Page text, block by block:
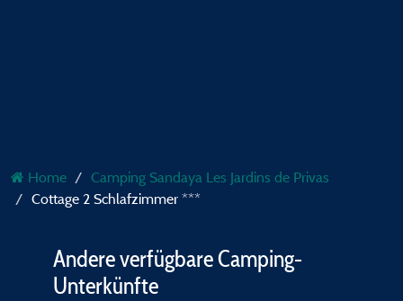
Home
Camping Sandaya Les Jardins de Privas
Cottage 2 Schlafzimmer ***
Andere verfügbare Camping-
Unterkünfte